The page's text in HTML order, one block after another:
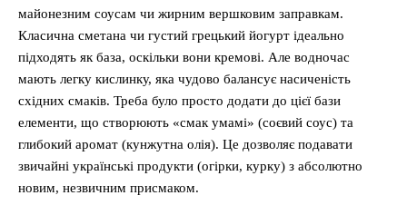
майонезним соусам чи жирним вершковим заправкам.
Класична сметана чи густий грецький йогурт ідеально
підходять як база, оскільки вони кремові. Але водночас
мають легку кислинку, яка чудово балансує насиченість
східних смаків. Треба було просто додати до цієї бази
елементи, що створюють «смак умамі» (соєвий соус) та
глибокий аромат (кунжутна олія). Це дозволяє подавати
звичайні українські продукти (огірки, курку) з абсолютно
новим, незвичним присмаком.